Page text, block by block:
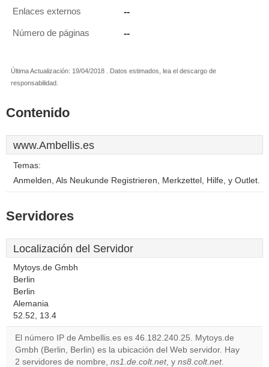
Enlaces externos --
Número de páginas --
Última Actualización: 19/04/2018 . Datos estimados, lea el descargo de
responsabilidad.
Contenido
www.Ambellis.es
Temas:
Anmelden, Als Neukunde Registrieren, Merkzettel, Hilfe, y Outlet.
Servidores
Localización del Servidor
Mytoys.de Gmbh
Berlin
Berlin
Alemania
52.52, 13.4
El número IP de Ambellis.es es 46.182.240.25. Mytoys.de
Gmbh (Berlin, Berlin) es la ubicación del Web servidor. Hay
2 servidores de nombre, ns1.de.colt.net, y ns8.colt.net.